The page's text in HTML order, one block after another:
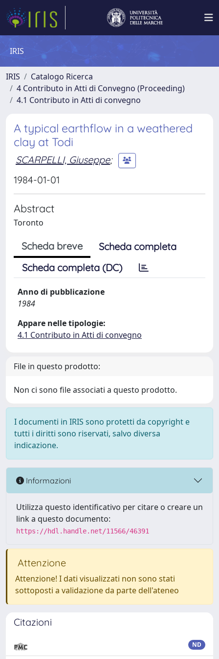
IRIS
IRIS
Catalogo Ricerca
4 Contributo in Atti di Convegno (Proceeding)
4.1 Contributo in Atti di convegno
A typical earthflow in a weathered
clay at Todi
SCARPELLI, Giuseppe;
1984-01-01
Abstract
Toronto
Scheda breve
Scheda completa
Scheda completa (DC)
Anno di pubblicazione
1984
Appare nelle tipologie:
4.1 Contributo in Atti di convegno
File in questo prodotto:
Non ci sono file associati a questo prodotto.
I documenti in IRIS sono protetti da copyright e
tutti i diritti sono riservati, salvo diversa
indicazione.
Informazioni
Utilizza questo identificativo per citare o creare un
link a questo documento:
https://hdl.handle.net/11566/46391
Attenzione
Attenzione! I dati visualizzati non sono stati
sottoposti a validazione da parte dell'ateneo
Citazioni
ND